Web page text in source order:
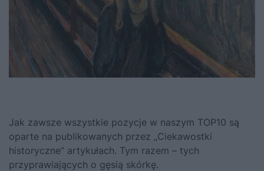
Jak zawsze wszystkie pozycje w naszym TOP10 są
oparte na publikowanych przez „Ciekawostki
historyczne” artykułach. Tym razem – tych
przyprawiających o gęsią skórkę.